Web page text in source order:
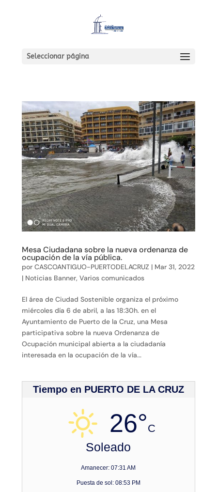
Seleccionar página
Mesa Ciudadana sobre la nueva ordenanza de
ocupación de la vía pública.
por CASCOANTIGUO-PUERTODELACRUZ | Mar 31, 2022
| Noticias Banner, Varios comunicados
El área de Ciudad Sostenible organiza el próximo
miércoles día 6 de abril, a las 18:30h. en el
Ayuntamiento de Puerto de la Cruz, una Mesa
participativa sobre la nueva Ordenanza de
Ocupación municipal abierta a la ciudadanía
interesada en la ocupación de la vía...
Tiempo en PUERTO DE LA CRUZ
26°C
Soleado
Amanecer: 07:31 AM
Puesta de sol: 08:53 PM